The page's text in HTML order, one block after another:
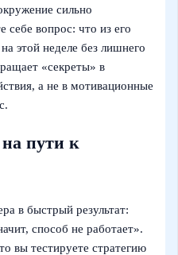
сильно
себе вопрос: что из его
этой неделе без лишнего
«секреты» в
а не в мотивационные
пути к
в быстрый результат:
способ не работает».
вы тестируете стратегию